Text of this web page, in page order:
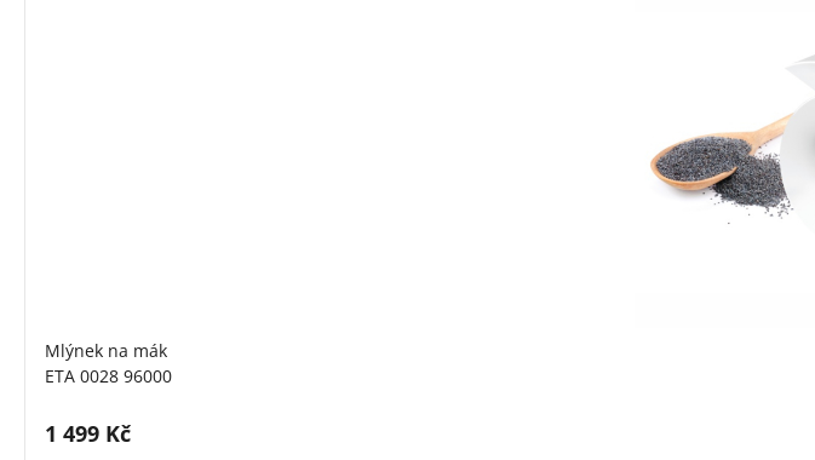
Mlýnek na mák
ETA 0028 96000
Cena s DPH:
1 499 Kč